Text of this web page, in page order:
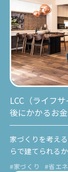
LCC（ライフ
後にかかるお金
家づくりを考え
らで建てられる
#家づくり #省エネ